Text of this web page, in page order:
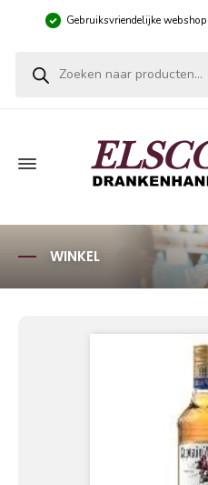
Gebruiksvriendelijke webshop
WINKEL